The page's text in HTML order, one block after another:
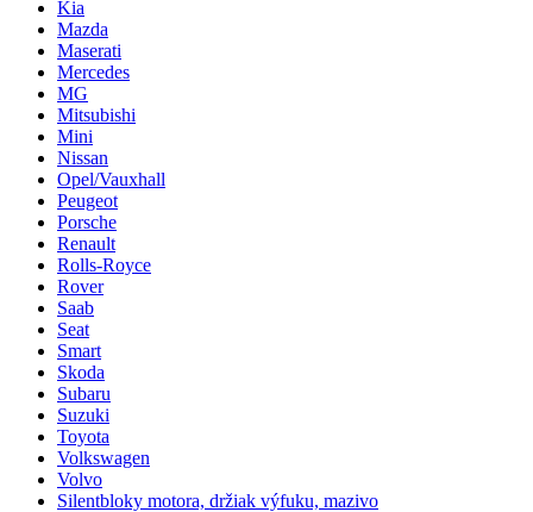
Kia
Mazda
Maserati
Mercedes
MG
Mitsubishi
Mini
Nissan
Opel/Vauxhall
Peugeot
Porsche
Renault
Rolls-Royce
Rover
Saab
Seat
Smart
Skoda
Subaru
Suzuki
Toyota
Volkswagen
Volvo
Silentbloky motora, držiak výfuku, mazivo